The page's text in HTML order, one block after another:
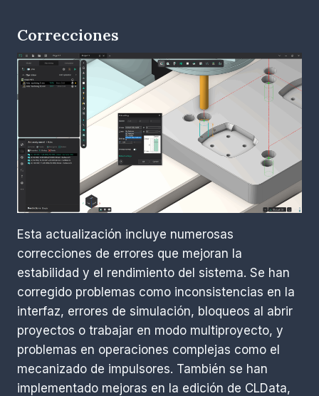
Correcciones
Esta actualización incluye numerosas
correcciones de errores que mejoran la
estabilidad y el rendimiento del sistema. Se han
corregido problemas como inconsistencias en la
interfaz, errores de simulación, bloqueos al abrir
proyectos o trabajar en modo multiproyecto, y
problemas en operaciones complejas como el
mecanizado de impulsores. También se han
implementado mejoras en la edición de CLData,